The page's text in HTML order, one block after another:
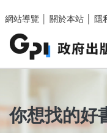
網站導覽
關於本站 隱
你想找的好